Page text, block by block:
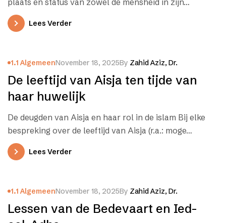
plaats en status van zowel de mensheid in zijn…
Lees Verder
1.1 AlgemeenNovember 18, 2025By Zahid Aziz, Dr.
De leeftijd van Aisja ten tijde van
haar huwelijk
De deugden van Aisja en haar rol in de islam Bij elke
bespreking over de leeftijd van Aisja (r.a.: moge…
Lees Verder
1.1 AlgemeenNovember 18, 2025By Zahid Aziz, Dr.
Lessen van de Bedevaart en Ied-